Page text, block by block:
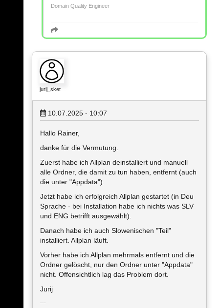
Domain Quality Engineer
jurij_sket
10.07.2025 - 10:07
Hallo Rainer,
danke für die Vermutung.
Zuerst habe ich Allplan deinstalliert und manuell
alle Ordner, die damit zu tun haben, entfernt (auch
die unter "Appdata").
Jetzt habe ich erfolgreich Allplan gestartet (in Deu
Sprache - bei Installation habe ich nichts was SLV
und ENG betrifft ausgewählt).
Danach habe ich auch Slowenischen "Teil"
installiert. Allplan läuft.
Vorher habe ich Allplan mehrmals entfernt und die
Ordner gelöscht, nur den Ordner unter "Appdata"
nicht. Offensichtlich lag das Problem dort.
Jurij